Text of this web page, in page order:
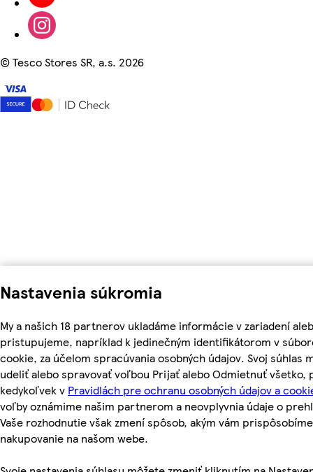
Nastavenia súkromia
My a našich 18 partnerov ukladáme informácie v zariadení
pristupujeme, napríklad k jedinečným identifikátorom v
cookie, za účelom spracúvania osobných údajov. Svoj súhlas
udeliť alebo spravovať voľbou Prijať alebo Odmietnuť všetko,
kedykoľvek v Pravidlách pre ochranu osobných údajov a
voľby oznámime našim partnerom a neovplyvnia údaje o
Vaše rozhodnutie však zmení spôsob, akým vám prispôsobíme
nakupovanie na našom webe.
©Tesco Stores SR, a.s. 2026